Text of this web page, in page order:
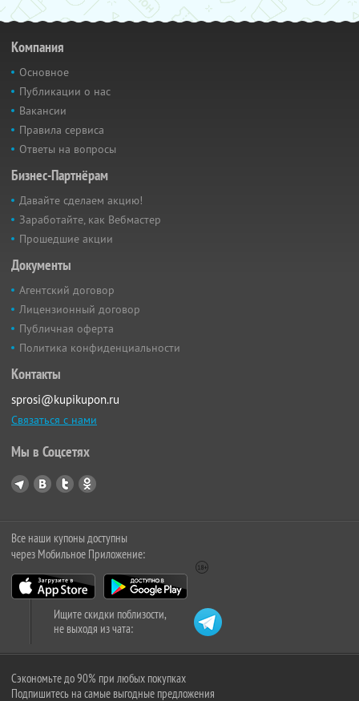
Компания
Основное
Публикации о нас
Вакансии
Правила сервиса
Ответы на вопросы
Бизнес-Партнёрам
Давайте сделаем акцию!
Заработайте, как Вебмастер
Прошедшие акции
Документы
Агентский договор
Лицензионный договор
Публичная оферта
Политика конфиденциальности
Контакты
sprosi@kupikupon.ru
Связаться с нами
Мы в Соцсетях
Все наши купоны доступны
через Мобильное Приложение:
Ищите скидки поблизости,
не выходя из чата:
Сэкономьте до 90% при любых покупках
Подпишитесь на самые выгодные предложения